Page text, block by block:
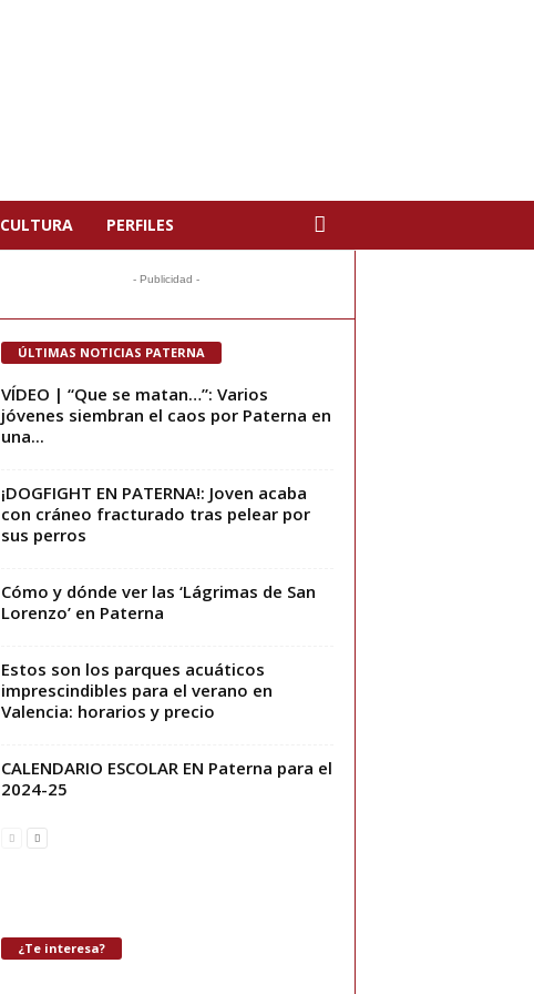
CULTURA PERFILES
- Publicidad -
ÚLTIMAS NOTICIAS PATERNA
VÍDEO | “Que se matan…”: Varios
jóvenes siembran el caos por Paterna en
una...
¡DOGFIGHT EN PATERNA!: Joven acaba
con cráneo fracturado tras pelear por
sus perros
Cómo y dónde ver las ‘Lágrimas de San
Lorenzo’ en Paterna
Estos son los parques acuáticos
imprescindibles para el verano en
Valencia: horarios y precio
CALENDARIO ESCOLAR EN Paterna para el
2024-25
¿Te interesa?